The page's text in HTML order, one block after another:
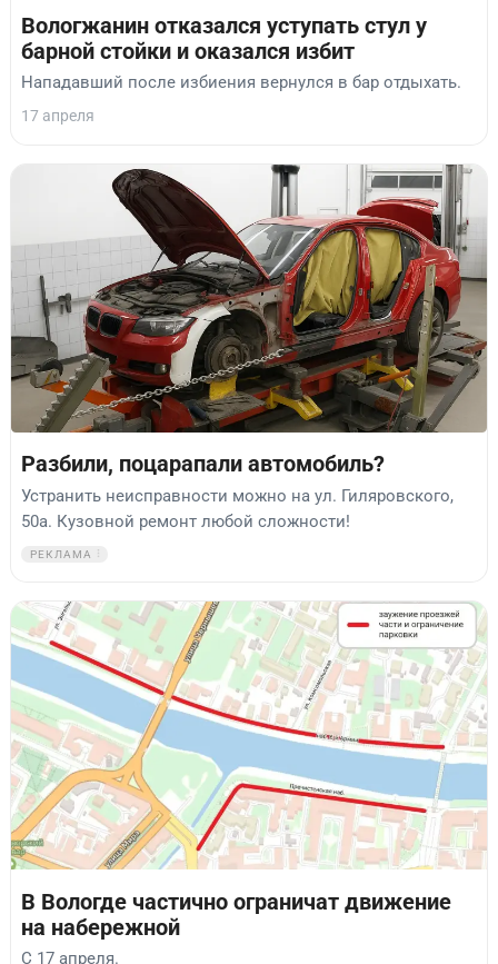
Вологжанин отказался уступать стул у
барной стойки и оказался избит
Нападавший после избиения вернулся в бар отдыхать.
17 апреля
Разбили, поцарапали автомобиль?
Устранить неисправности можно на ул. Гиляровского,
50а. Кузовной ремонт любой сложности!
РЕКЛАМА
В Вологде частично ограничат движение
на набережной
С 17 апреля.